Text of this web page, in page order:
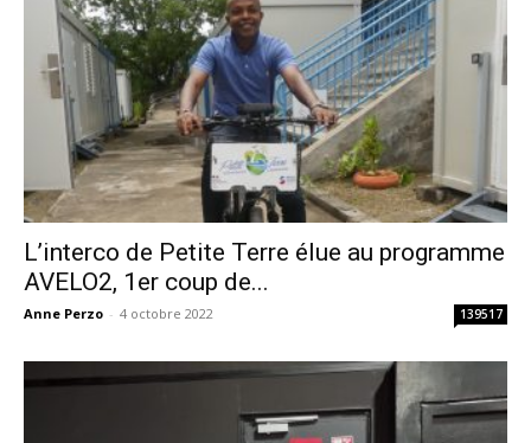
L’interco de Petite Terre élue au programme
AVELO2, 1er coup de...
Anne Perzo - 4 octobre 2022 139517